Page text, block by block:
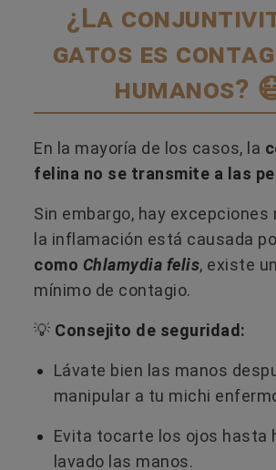
¿La
gatos es
humanos?
En la mayoría de los casos, la
felina no se transmite a las
Sin embargo, hay excepciones
la inflamación está causada
como Chlamydia felis, existe
mínimo de contagio.
💡 Consejito de seguridad:
Lávate bien las manos
manipular a tu michi
Evita tocarte los ojos hasta
lavado las manos.